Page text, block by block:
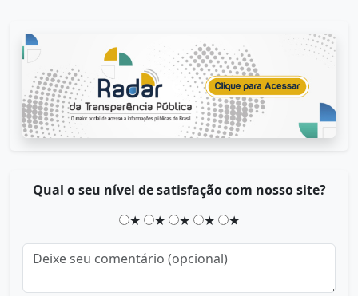
Qual o seu nível de satisfação com nosso site?
★
★ ★ ★ ★